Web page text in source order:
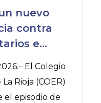
nuevo
contra
e
El Colegio
Rioja (COER)
episodio de